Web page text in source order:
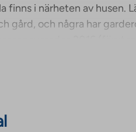
finns i närheten av husen.
gård, och några har
varmt flyttbart förråd och